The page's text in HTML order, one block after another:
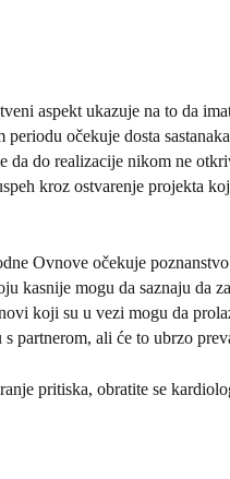
aspekt ukazuje na to da
periodu očekuje dosta
da do realizacije nikom ne
kroz ostvarenje projekta
Ovnove očekuje
kasnije mogu da saznaju da
koji su u vezi mogu da
s partnerom, ali će to ubrzo
pritiska, obratite se